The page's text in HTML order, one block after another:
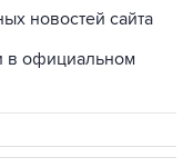
в официальном